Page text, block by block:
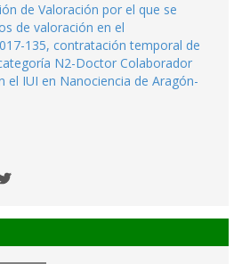
de Valoración por el que se
de valoración en el
135, contratación temporal de
N2-Doctor Colaborador
el IUI en Nanociencia de Aragón-